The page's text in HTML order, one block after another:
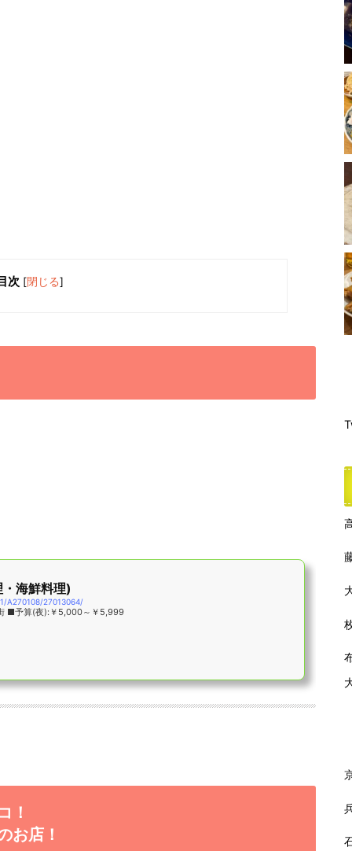
次 [閉じる]
海鮮料理)
A270108/27013064/
算(夜):￥5,000～￥5,999
！
お店！